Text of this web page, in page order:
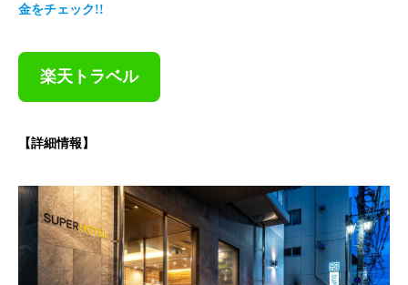
金をチェック!!
楽天トラベル
【詳細情報】